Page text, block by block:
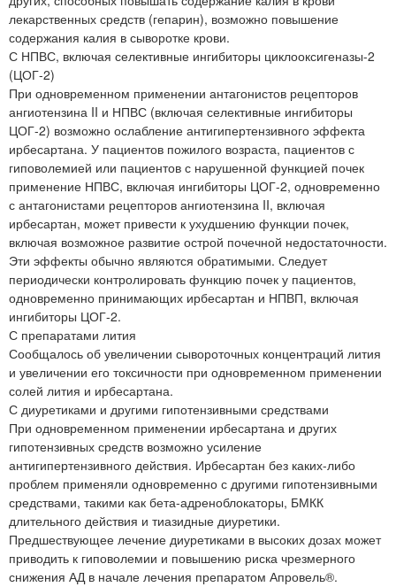
лекарственных средств (гепарин), возможно повышение
содержания калия в сыворотке крови.
С НПВС, включая селективные ингибиторы циклооксигеназы-2
(ЦОГ-2)
При одновременном применении антагонистов рецепторов
ангиотензина II и НПВС (включая селективные ингибиторы
ЦОГ-2) возможно ослабление антигипертензивного эффекта
ирбесартана. У пациентов пожилого возраста, пациентов с
гиповолемией или пациентов с нарушенной функцией почек
применение НПВС, включая ингибиторы ЦОГ-2, одновременно
с антагонистами рецепторов ангиотензина II, включая
ирбесартан, может привести к ухудшению функции почек,
включая возможное развитие острой почечной недостаточности.
Эти эффекты обычно являются обратимыми. Следует
периодически контролировать функцию почек у пациентов,
одновременно принимающих ирбесартан и НПВП, включая
ингибиторы ЦОГ-2.
С препаратами лития
Сообщалось об увеличении сывороточных концентраций лития
и увеличении его токсичности при одновременном применении
солей лития и ирбесартана.
С диуретиками и другими гипотензивными средствами
При одновременном применении ирбесартана и других
гипотензивных средств возможно усиление
антигипертензивного действия. Ирбесартан без каких-либо
проблем применяли одновременно с другими гипотензивными
средствами, такими как бета-адреноблокаторы, БМКК
длительного действия и тиазидные диуретики.
Предшествующее лечение диуретиками в высоких дозах может
приводить к гиповолемии и повышению риска чрезмерного
снижения АД в начале лечения препаратом Апровель®.